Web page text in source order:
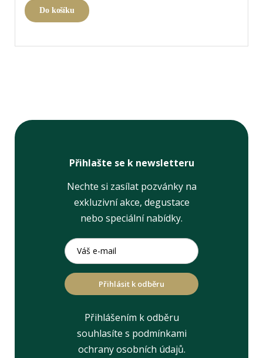
Do košíku
Přihlašte se k newsletteru
Nechte si zasílat pozvánky na
exkluzivní akce, degustace
nebo speciální nabídky.
Přihlásit k odběru
Přihlášením k odběru
souhlasíte s podmínkami
ochrany osobních údajů.